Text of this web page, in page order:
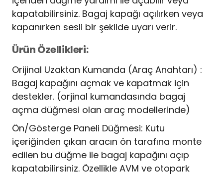
kapatabilirsiniz. Bagaj kapağı açılırken veya
kapanırken sesli bir şekilde uyarı verir.
Ürün Özellikleri:
Orijinal Uzaktan Kumanda (Araç Anahtarı) :
Bagaj kapağını açmak ve kapatmak için
destekler. (orjinal kumandasında bagaj
açma düğmesi olan araç modellerinde)
Ön/Gösterge Paneli Düğmesi: Kutu
içeriğinden çıkan aracın ön tarafına monte
edilen bu düğme ile bagaj kapağını açıp
kapatabilirsiniz. Özellikle AVM ve otopark